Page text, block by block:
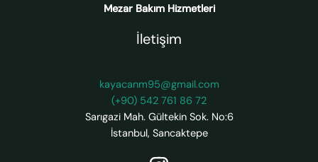
Mezar Bakım Hizmetleri
İletişim
kayacanm95@gmail.com
(+90) 542 761 86 72
Sarıgazi Mah. Gültekin Sok. No:6
İstanbul, Sancaktepe